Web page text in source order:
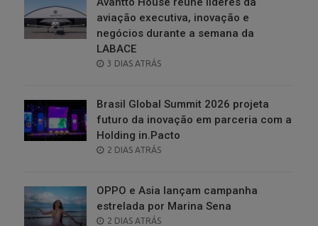
aviação executiva, inovação e
negócios durante a semana da
LABACE
POSTED
3 DIAS ATRÁS
Brasil Global Summit 2026 projeta
futuro da inovação em parceria com a
Holding in.Pacto
POSTED
2 DIAS ATRÁS
OPPO e Asia lançam campanha
estrelada por Marina Sena
POSTED
2 DIAS ATRÁS